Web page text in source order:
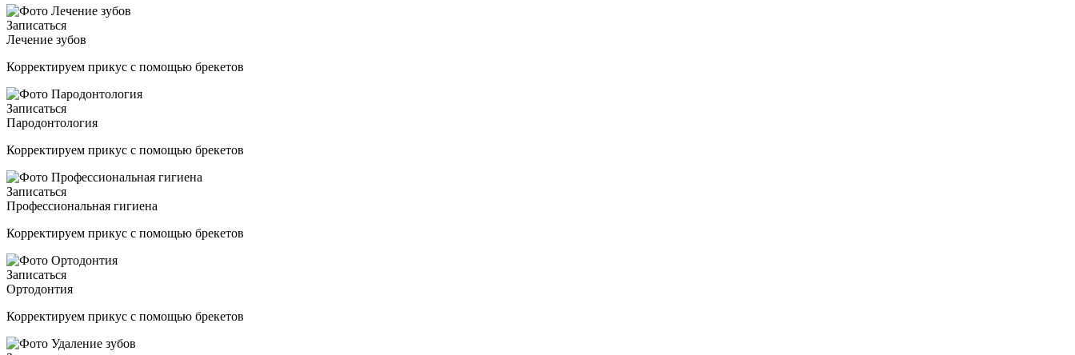
Записаться
Лечение зубов
Корректируем прикус с помощью брекетов
Записаться
Пародонтология
Корректируем прикус с помощью брекетов
Записаться
Профессиональная гигиена
Корректируем прикус с помощью брекетов
Записаться
Ортодонтия
Корректируем прикус с помощью брекетов